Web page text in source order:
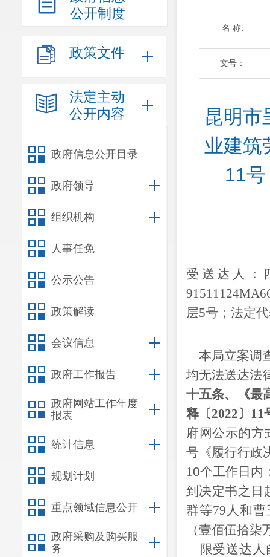
公开制度
政策文件
法定主动
公开内容
政府信息公开目录
政府领导
组织机构
人事任免
公示公告
政策解读
会议信息
政府工作报告
政府网站工作年度
报表
统计信息
规划计划
重点领域信息公开
政府采购及购买服
务
名 称:
文号：
昆明市
业建筑
11
受送达人：
层5号；法定
本局立案调
均无法送达法
十五条、《最
释〔2022 〕 11
府网公示的方
号《履行行政
10个工作日内
到决定书之日
群等79人和
（壹佰伍拾
限受送达人